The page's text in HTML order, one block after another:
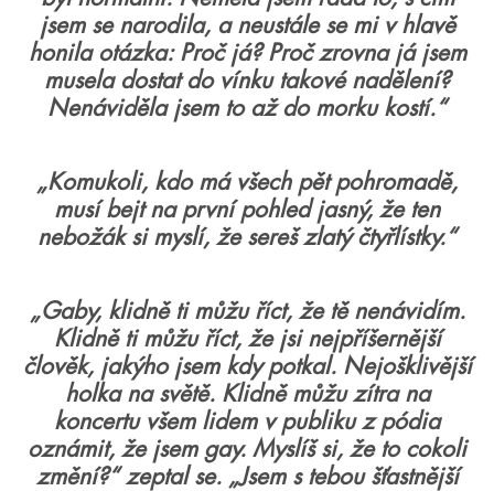
jsem se narodila, a neustále se mi v hlavě
honila otázka: Proč já? Proč zrovna já jsem
musela dostat do vínku takové nadělení?
Nenáviděla jsem to až do morku kostí.“
„Komukoli, kdo má všech pět pohromadě,
musí bejt na první pohled jasný, že ten
nebožák si myslí, že sereš zlatý čtyřlístky.“
„Gaby, klidně ti můžu říct, že tě nenávidím.
Klidně ti můžu říct, že jsi nejpříšernější
člověk, jakýho jsem kdy potkal. Nejošklivější
holka na světě. Klidně můžu zítra na
koncertu všem lidem v publiku z pódia
oznámit, že jsem gay. Myslíš si, že to cokoli
změní?“ zeptal se. „Jsem s tebou šťastnější